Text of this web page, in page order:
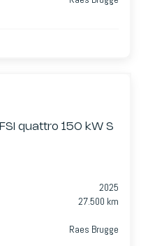
quattro 150 kW S
2025
27.500 km
Raes Brugge